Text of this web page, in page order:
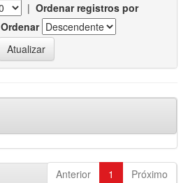
| Ordenar registros por
Ordenar
Anterior 1 Próximo